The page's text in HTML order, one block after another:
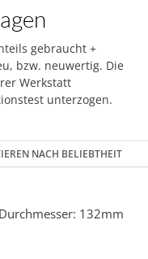
gebraucht +
bzw. neuwertig. Die
Werkstatt
unterzogen.
Durchmesser: 132mm